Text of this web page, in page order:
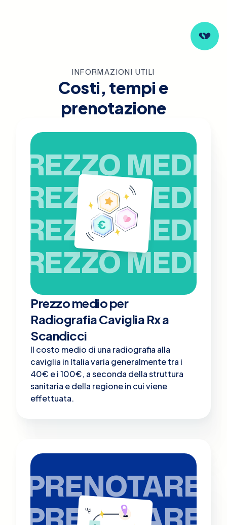
INFORMAZIONI UTILI
Costi, tempi e
prenotazione
PREZZO MEDIO
PREZZO MEDIO
PREZZO MEDIO
PREZZO MEDIO
Prezzo medio per
Radiografia Caviglia Rx a
Scandicci
Il costo medio di una radiografia alla
caviglia in Italia varia generalmente tra i
40€ e i 100€, a seconda della struttura
sanitaria e della regione in cui viene
effettuata.
PRENOTARE